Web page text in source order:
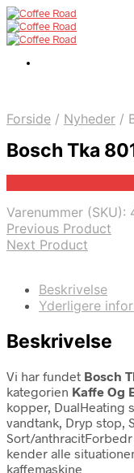
Forside / Nyheder /
Bosch Tka
Varenummer (SKU):
Previous Product
Next Product
Beskrivelse
Yderligere
Beskrivelse
Vi har fundet Bosch
kategorien Kaffe Og
kopper, DualHeating
vandtank, Dryp stop,
Sort/
kender alle
kaffemaskine